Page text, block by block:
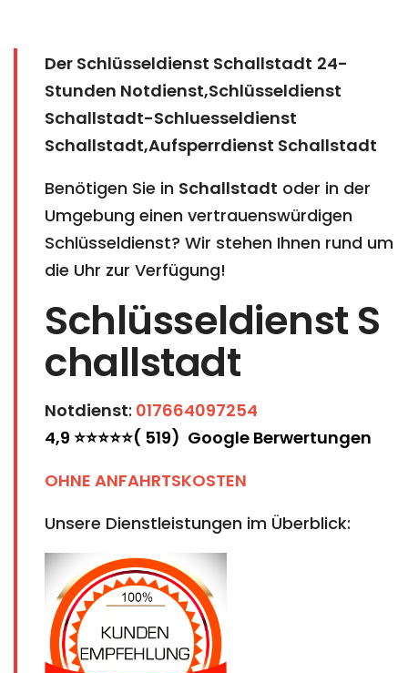
Der Schlüsseldienst Schallstadt 24-
Stunden Notdienst,Schlüsseldienst
Schallstadt-Schluesseldienst
Schallstadt,Aufsperrdienst Schallstadt
Benötigen Sie in Schallstadt oder in der
Umgebung einen vertrauenswürdigen
Schlüsseldienst? Wir stehen Ihnen rund um
die Uhr zur Verfügung!
Schlüsseldienst S
challstadt
Notdienst: 017664097254
4,9 ⭐⭐⭐⭐⭐( 519) Google Berwertungen
OHNE ANFAHRTSKOSTEN
Unsere Dienstleistungen im Überblick: